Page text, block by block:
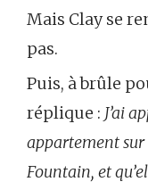
Mais Clay se
pas.
Puis, à brûle
réplique : J’ai
appartement sur
Fountain, et